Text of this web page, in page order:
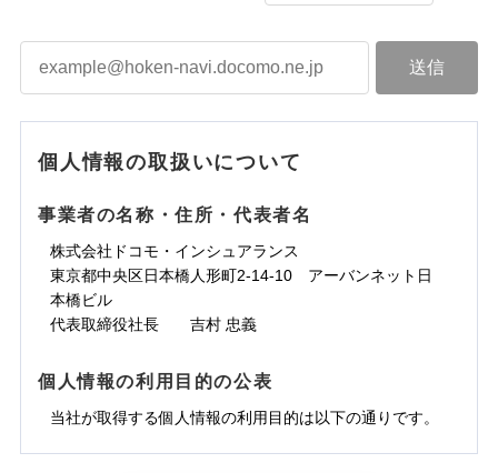
個人情報の取扱いについて
事業者の名称・住所・代表者名
株式会社ドコモ・インシュアランス
東京都中央区日本橋人形町2-14-10 アーバンネット日
本橋ビル
代表取締役社長 吉村 忠義
個人情報の利用目的の公表
当社が取得する個人情報の利用目的は以下の通りです。